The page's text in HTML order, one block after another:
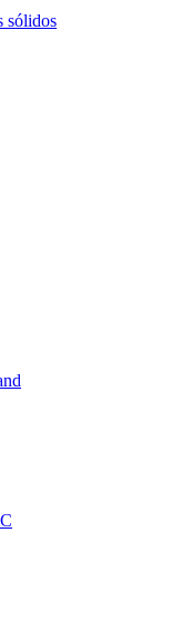
sólidos